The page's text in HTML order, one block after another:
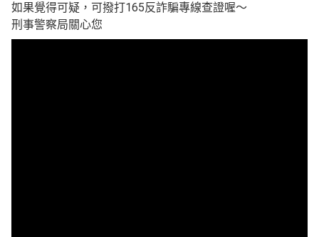
如果覺得可疑，可撥打165反詐騙專線查證喔～
刑事警察局關心您